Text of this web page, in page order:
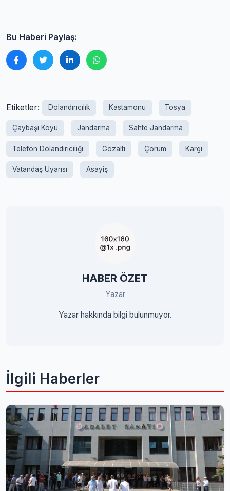
Bu Haberi Paylaş:
Etiketler: Dolandırıcılık Kastamonu Tosya
Çaybaşı Köyü Jandarma Sahte Jandarma
Telefon Dolandırıcılığı Gözaltı Çorum Kargı
Vatandaş Uyarısı Asayiş
HABER ÖZET
Yazar
Yazar hakkında bilgi bulunmuyor.
İlgili Haberler